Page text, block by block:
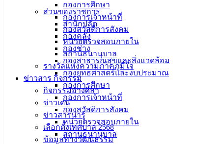
กองการศึกษา
กองการเจ้าหน้าที่
กองสวัสดิการสังคม
หน่วยตรวจสอบภายใน
สถานธนานุบาล
รางวัลแห่งความภาคภูมิใจ
ข่าวสาร กิจกรรม
กิจกรรมอ่างศิลา
ข่าวเด่น
ข่าวสารน่ารู้
เลือกตั้งเทศบาล 2568
ข้อมูลทางวัฒนธรรม
ส่วนของราชการ
สำนักปลัด
กองคลัง
กองช่าง
กองสาธารณสุขและสิ่งแวดล้อม
กองยุทธศาสตร์และงบประมาณ
กองการศึกษา
กองการเจ้าหน้าที่
กองสวัสดิการสังคม
หน่วยตรวจสอบภายใน
สถานธนานุบาล